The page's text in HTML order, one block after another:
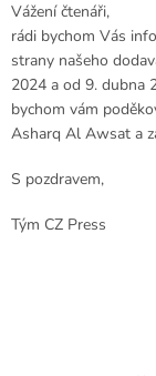
Vážení čtenáři,
rádi bychom Vás
strany našeho
2024 a od 9. dubna
bychom vám
Asharq Al Awsat a
S pozdravem,
Tým CZ Press